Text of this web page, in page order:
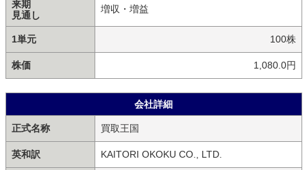
来期
見通し
増収・増益
1単元 100株
株価 1,080.0円
会社詳細
正式名称 買取王国
英和訳 KAITORI OKOKU CO., LTD.